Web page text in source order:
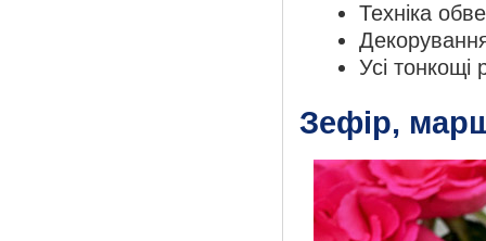
Техніка
Усі тонкощі
Зефір,